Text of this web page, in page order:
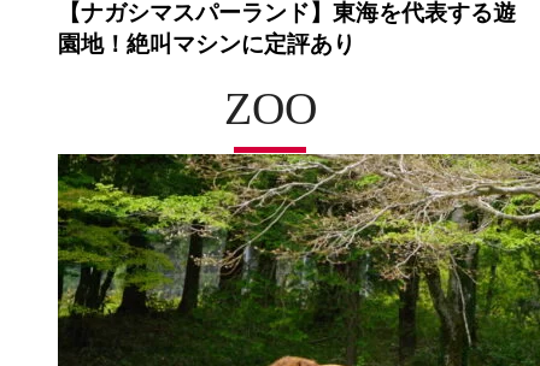
【ナガシマスパーランド】東海を代表する遊
園地！絶叫マシンに定評あり
ZOO